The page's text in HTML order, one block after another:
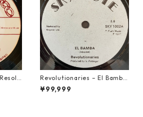
Revolutionaries – El Bamba
【7-21855】
¥99,999